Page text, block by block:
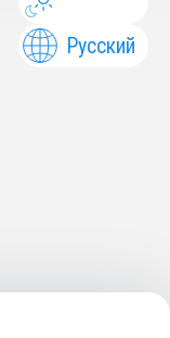
Русский